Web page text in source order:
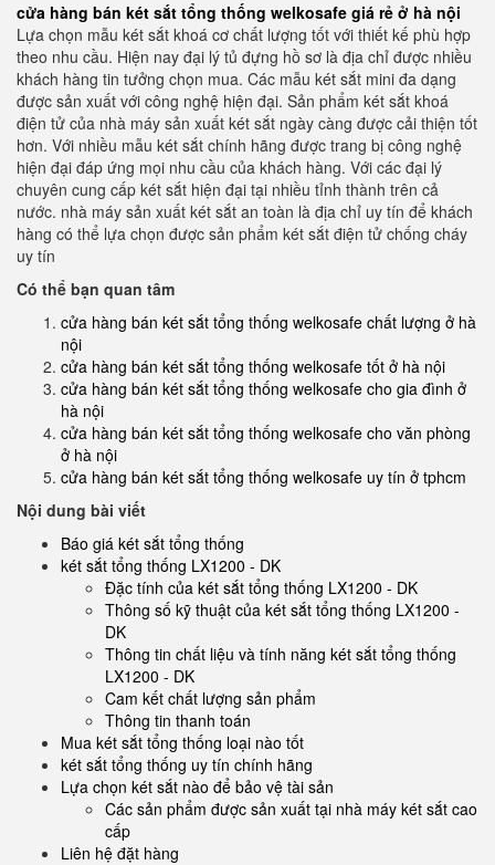
cửa hàng bán két sắt tổng thống welkosafe giá rẻ ở hà nội
Lựa chọn mẫu két sắt khoá cơ chất lượng tốt với thiết kế phù hợp
theo nhu cầu. Hiện nay đại lý tủ đựng hồ sơ là địa chỉ được nhiều
khách hàng tin tưởng chọn mua. Các mẫu két sắt mini đa dạng
được sản xuất với công nghệ hiện đại. Sản phẩm két sắt khoá
điện tử của nhà máy sản xuất két sắt ngày càng được cải thiện tốt
hơn. Với nhiều mẫu két sắt chính hãng được trang bị công nghệ
hiện đại đáp ứng mọi nhu cầu của khách hàng. Với các đại lý
chuyên cung cấp két sắt hiện đại tại nhiều tỉnh thành trên cả
nước. nhà máy sản xuất két sắt an toàn là địa chỉ uy tín để khách
hàng có thể lựa chọn được sản phẩm két sắt điện tử chống cháy
uy tín
Có thể bạn quan tâm
cửa hàng bán két sắt tổng thống welkosafe chất lượng ở hà
nội
cửa hàng bán két sắt tổng thống welkosafe tốt ở hà nội
cửa hàng bán két sắt tổng thống welkosafe cho gia đình ở
hà nội
cửa hàng bán két sắt tổng thống welkosafe cho văn phòng
ở hà nội
cửa hàng bán két sắt tổng thống welkosafe uy tín ở tphcm
Nội dung bài viết
Báo giá két sắt tổng thống
két sắt tổng thống LX1200 - DK
Đặc tính của két sắt tổng thống LX1200 - DK
Thông số kỹ thuật của két sắt tổng thống LX1200 -
DK
Thông tin chất liệu và tính năng két sắt tổng thống
LX1200 - DK
Cam kết chất lượng sản phẩm
Thông tin thanh toán
Mua két sắt tổng thống loại nào tốt
két sắt tổng thống uy tín chính hãng
Lựa chọn két sắt nào để bảo vệ tài sản
Các sản phẩm được sản xuất tại nhà máy két sắt cao
cấp
Liên hệ đặt hàng